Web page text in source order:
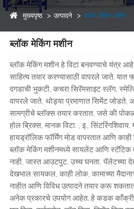
मुख्यपृष्ठ उत्पादने ब्लॉक मेकिंग मशीन
ब्लॉक मेकिंग मशीन
ब्लॉक मेकिंग मशीन हे विटा बनवण्याचे यंत्र
साहित्य तयार करण्यासाठी वापरले जाते. यात
दगडाची भुकटी, कचरा सिरॅमसाइट स्लॅग,
वापरले जाते, थोड्या प्रमाणात सिमेंट जोडते,
सामग्रीचे ब्लॉक्स तयार करतात, जसे की
होल ब्रिक्स, मानक विटा. , इ.,
हायड्रॉलिक फॉर्मिंग मोड वापरतात आणि काही
ब्लॉक मेकिंग मशीनमध्ये सायलेंट आणि
नाही, जास्त आउटपुट, उच्च घनता, पॅलेटच्या
देखभाल सायकल, काही लोक, कामाच्या
नाहीत आणि विविध उत्पादने तयार करू
अनेक प्रकारचे उपयोग आहेत. हे कडक